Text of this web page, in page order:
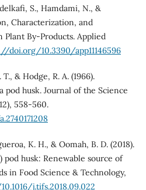
S., Hamdami, N., &
Characterization, and
By-Products. Applied
doi.org/10.3390/app11146596
& Hodge, R. A. (1966).
pod husk. Journal of the Science
558-560.
K. H., & Oomah, B. D. (2018).
pod husk: Renewable source of
in Food Science & Technology,
j.tifs.2018.09.022